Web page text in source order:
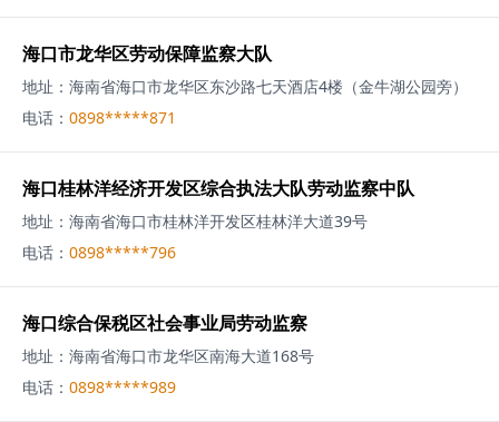
海口市龙华区劳动保障监察大队
地址： 海南省海口市龙华区东沙路七天酒店4楼（金牛湖公园旁）
电话： 0898*****871
海口桂林洋经济开发区综合执法大队劳动监察中队
地址： 海南省海口市桂林洋开发区桂林洋大道39号
电话： 0898*****796
海口综合保税区社会事业局劳动监察
地址： 海南省海口市龙华区南海大道168号
电话： 0898*****989